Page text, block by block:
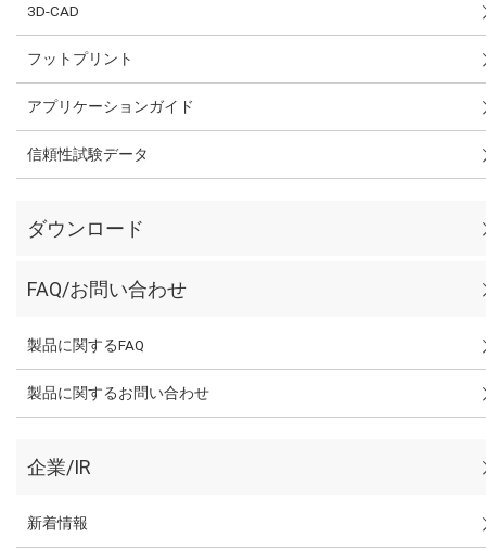
3D-CAD
フットプリント
アプリケーションガイド
信頼性試験データ
ダウンロード
FAQ/お問い合わせ
製品に関するFAQ
製品に関するお問い合わせ
企業/IR
新着情報